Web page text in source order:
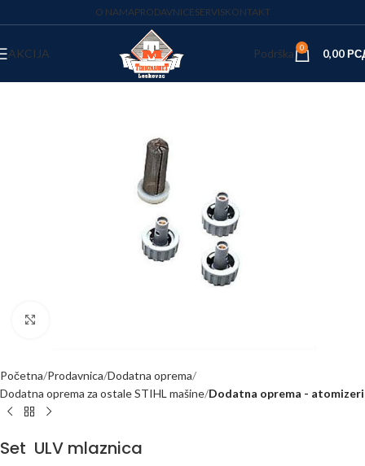
O NAMAPRODAVNICESERVISKONTAKT
AKCIJA Podrška 0 0,00
Početna Prodavnica Dodatna oprema
Dodatna oprema za ostale STIHL mašine Dodatna oprema - atomizeri
Set ULV mlaznica